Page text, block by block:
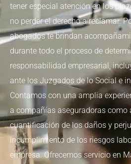
tener especial atención en los
no perder el derecho a reclamar.
abogados te brindan
durante todo el proceso de
responsabilidad empresarial,
ante los Juzgados de lo Social e
Contamos con una amplia
a compañías aseguradoras como
cuantificación de los daños y
incumplimiento de los riesgos
empresa. Ofrecemos servicio en